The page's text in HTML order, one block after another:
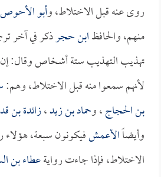
روى عنه قبل الاختلاط، وأبو
منهم، والحافظابن حجرذكر في آخر
تهذيب التهذيب ستة أشخاص وقال:
لأنهم سمعوا منه قبل الاختلاط، وهم:
بن الحجاج، وحماد بن زيد،زائدة بن
وأيضاًالأعمشفيكونون سبعة،
الاختلاط، فإذا جاءت روايةعطاء بن